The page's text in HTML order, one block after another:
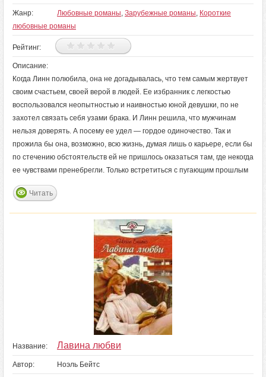
Жанр: Любовные романы, Зарубежные романы, Короткие
любовные романы
Рейтинг:
Описание:
Когда Линн полюбила, она не догадывалась, что тем самым жертвует
своим счастьем, своей верой в людей. Ее избранник с легкостью
воспользовался неопытностью и наивностью юной девушки, по не
захотел связать себя узами брака. И Линн решила, что мужчинам
нельзя доверять. А посему ее удел — гордое одиночество. Так и
прожила бы она, возможно, всю жизнь, думая лишь о карьере, если бы
по стечению обстоятельств ей не пришлось оказаться там, где некогда
ее чувствами пренебрегли. Только встретиться с пугающим прошлым
Читать
Название: Лавина любви
Автор: Ноэль Бейтс